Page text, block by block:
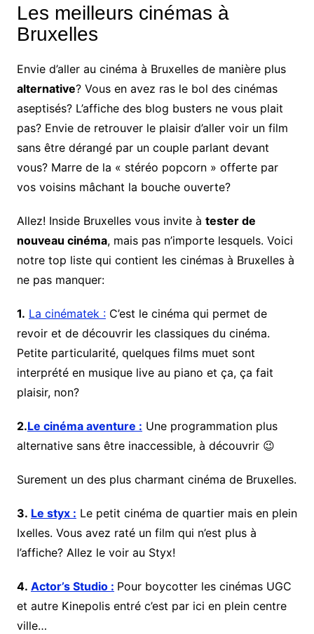
Les meilleurs cinémas à
Bruxelles
Envie d’aller au cinéma à Bruxelles de manière plus
alternative? Vous en avez ras le bol des cinémas
aseptisés? L’affiche des blog busters ne vous plait
pas? Envie de retrouver le plaisir d’aller voir un film
sans être dérangé par un couple parlant devant
vous? Marre de la « stéréo popcorn » offerte par
vos voisins mâchant la bouche ouverte?
Allez! Inside Bruxelles vous invite à tester de
nouveau cinéma, mais pas n’importe lesquels. Voici
notre top liste qui contient les cinémas à Bruxelles à
ne pas manquer:
1. La cinématek :C’est le cinéma qui permet de
revoir et de découvrir les classiques du cinéma.
Petite particularité, quelques films muet sont
interprété en musique live au piano et ça, ça fait
plaisir, non?
2.Le cinéma aventure : Une programmation plus
alternative sans être inaccessible, à découvrir 😉
Surement un des plus charmant cinéma de Bruxelles.
3. Le styx : Le petit cinéma de quartier mais en plein
Ixelles. Vous avez raté un film qui n’est plus à
l’affiche? Allez le voir au Styx!
4. Actor’s Studio : Pour boycotter les cinémas UGC
et autre Kinepolis entré c’est par ici en plein centre
ville…